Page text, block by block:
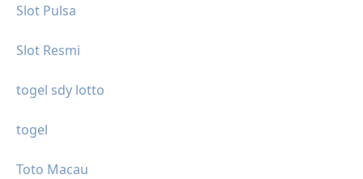
Slot Pulsa
Slot Resmi
togel sdy lotto
togel
Toto Macau